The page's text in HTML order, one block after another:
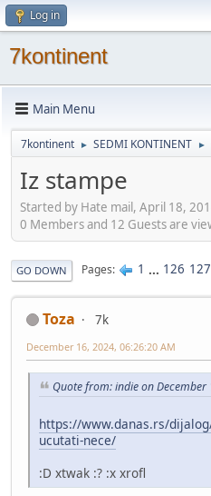
Log in
7kontinent
Main Menu
7kontinent ► SEDMI KONTINENT ►
Iz stampe
Started by Hate mail, April 18,
0 Members and 12 Guests are
GO DOWN Pages 1 ... 126 127
Toza
7k
December 16, 2024, 06:26:20 AM
Quote from: indie on December
https://www.danas.rs/
ucutati-nece/
:D xtwak :? :x xrofl